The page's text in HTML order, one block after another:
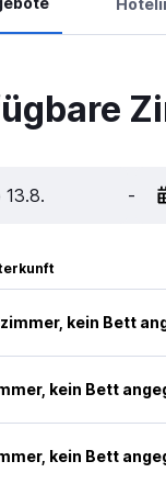
13.8. -
kein Bett
kein Bett
kein Bett